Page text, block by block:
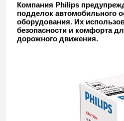
Компания Philips
подделок автомобильного
оборудования. Их
безопасности и комфорта
дорожного движения.